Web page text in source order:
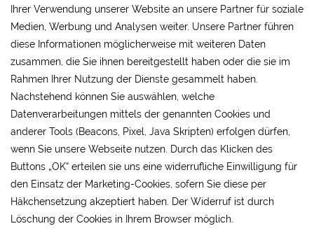
Ihrer Verwendung unserer Website an unsere Partner für soziale
Medien, Werbung und Analysen weiter. Unsere Partner führen
diese Informationen möglicherweise mit weiteren Daten
zusammen, die Sie ihnen bereitgestellt haben oder die sie im
Rahmen Ihrer Nutzung der Dienste gesammelt haben.
Nachstehend können Sie auswählen, welche
Datenverarbeitungen mittels der genannten Cookies und
anderer Tools (Beacons, Pixel, Java Skripten) erfolgen dürfen,
wenn Sie unsere Webseite nutzen. Durch das Klicken des
Buttons „OK“ erteilen sie uns eine widerrufliche Einwilligung für
den Einsatz der Marketing-Cookies, sofern Sie diese per
Häkchensetzung akzeptiert haben. Der Widerruf ist durch
Löschung der Cookies in Ihrem Browser möglich.